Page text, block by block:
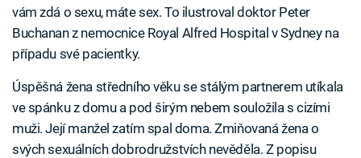
vám zdá o sexu, máte sex. To ilustroval doktor Peter
Buchanan z nemocnice Royal Alfred Hospital v Sydney na
případu své pacientky.
Úspěšná žena středního věku se stálým partnerem utíkala
ve spánku z domu a pod širým nebem souložila s cizími
muži. Její manžel zatím spal doma. Zmiňovaná žena o
svých sexuálních dobrodružstvích nevěděla. Z popisu